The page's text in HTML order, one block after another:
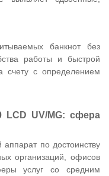
банкнот без
работы и быстрой
счету с определением
LCD UV/MG: сфера
по достоинству
организаций, офисов
услуг со средним